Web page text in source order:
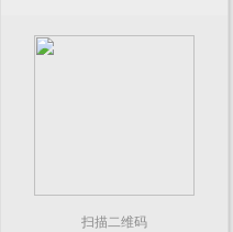
扫描二维码